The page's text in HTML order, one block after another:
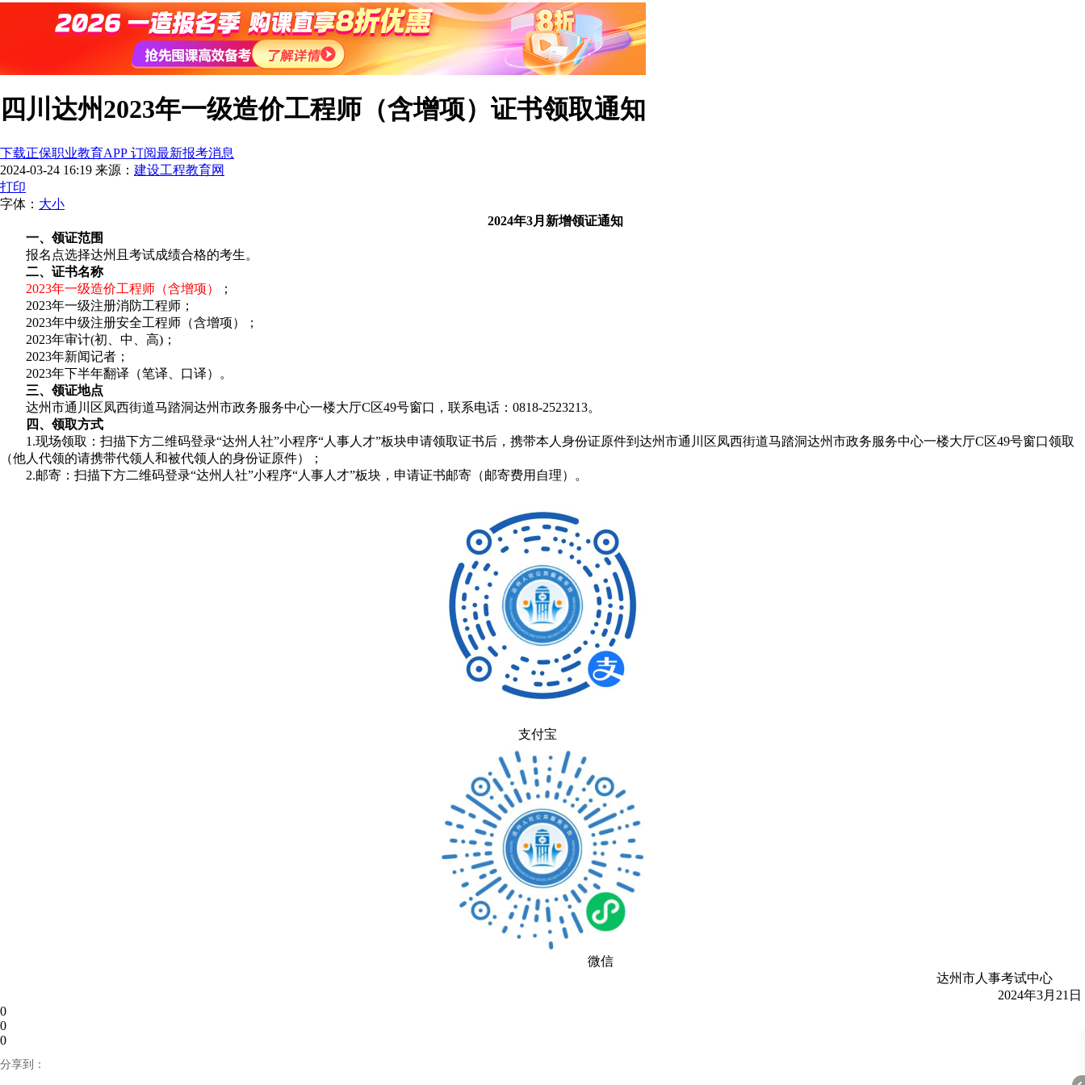
四川达州2023年一级造价工程师（含增项）证书领取通知
下载正保职业教育APP 订阅最新报考消息
2024-03-24 16:19 来源： 建设工程教育网
打印
字体： 大小
2024年3月新增领证通知
一、领证范围
报名点选择达州且考试成绩合格的考生。
二、证书名称
2023年一级造价工程师（含增项）
；
2023年一级注册消防工程师；
2023年中级注册安全工程师（含增项）；
2023年审计(初、中、高)；
2023年新闻记者；
2023年下半年翻译（笔译、口译）。
三、领证地点
达州市通川区凤西街道马踏洞达州市政务服务中心一楼大厅C区49号窗口，联系电话：0818-2523213。
四、领取方式
1.现场领取：扫描下方二维码登录“达州人社”小程序“人事人才”板块申请领取证书后，携带本人身份证原件到达州市通川区凤西街道马踏洞达州市政务服务中心一楼大厅C区49号窗口领取
（他人代领的请携带代领人和被代领人的身份证原件）；
2.邮寄：扫描下方二维码登录“达州人社”小程序“人事人才”板块，申请证书邮寄（邮寄费用自理）。
支付宝
微信
达州市人事考试中心
2024年3月21日
0
0
0
分享到：